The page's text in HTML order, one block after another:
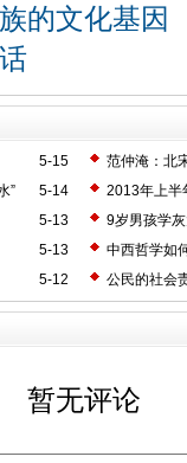
的文化基因
5-15
范仲淹：北
5-14
”
2013年上半
5-13
9岁男孩学
5-13
中西哲学如
5-12
公民的社会
暂无评论